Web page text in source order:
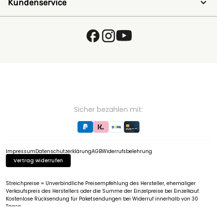
SALE
Wunschzettel
Passwort vergessen
Kundenservice
Kostenlose Fachberatung
Sicher bezahlen mit:
ImpressumDatenschutzerklärungAGBWiderrufsbelehrung
Vertrag widerrufen
Streichpreise = Unverbindliche Preisempfehlung des Hersteller, ehemaliger
Verkaufspreis des Herstellers oder die Summe der Einzelpreise bei Einzelkauf.
Kostenlose Rücksendung für Paketsendungen bei Widerruf innerhalb von 30
Tagen.